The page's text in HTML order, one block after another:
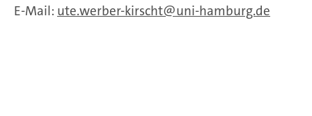
E-Mail: ute.werber-kirscht uni-hamburg.de